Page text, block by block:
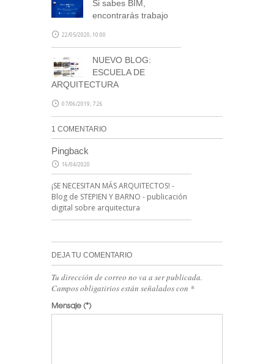
Si sabes BIM,
encontrarás trabajo
22/05/2020, 10:00
NUEVO BLOG:
ESCUELA DE
ARQUITECTURA
07/06/2019, 7:26
1 COMENTARIO
Pingback
16/04/2020
¡SE NECESITAN MÁS ARQUITECTOS! -
Blog de STEPIEN Y BARNO - publicación
digital sobre arquitectura
DEJA TU COMENTARIO
Tu dirección de correo no va a ser publicada.
Campos obligatirios están señalados con *
Mensaje(*)